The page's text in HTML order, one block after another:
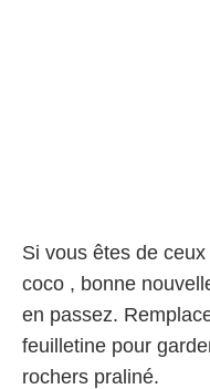
Si vous êtes de
coco , bonne
en passez.
feuilletine pour
rochers praliné.